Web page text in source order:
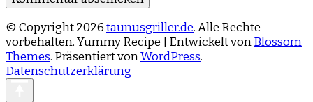
© Copyright 2026taunusgriller.de. Alle Rechte
vorbehalten.Yummy Recipe | Entwickelt vonBlossom
Themes. Präsentiert vonWordPress.
Datenschutzerklärung